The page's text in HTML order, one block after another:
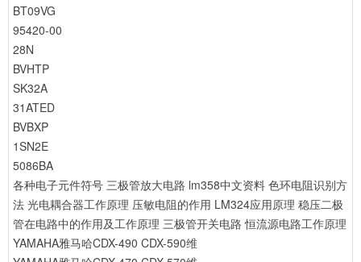
BT09VG
95420-00
28N
BVHTP
SK32A
31ATED
BVBXP
1SN2E
5086BA
各种电子元件符号 三极管放大电路 lm358中文资料 色环电阻识别方
法 光电耦合器工作原理 压敏电阻的作用 LM324应用原理 稳压二极
管在电路中的作用及工作原理 三极管开关电路 恒流源电路工作原理
YAMAHA雅马哈CDX-490 CDX-590维